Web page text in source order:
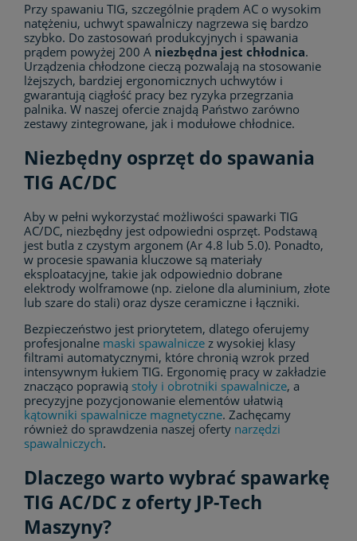
Przy spawaniu TIG, szczególnie prądem AC o wysokim
natężeniu, uchwyt spawalniczy nagrzewa się bardzo
szybko. Do zastosowań produkcyjnych i spawania
prądem powyżej 200 A niezbędna jest chłodnica.
Urządzenia chłodzone cieczą pozwalają na stosowanie
lżejszych, bardziej ergonomicznych uchwytów i
gwarantują ciągłość pracy bez ryzyka przegrzania
palnika. W naszej ofercie znajdą Państwo zarówno
zestawy zintegrowane, jak i modułowe chłodnice.
Niezbędny osprzęt do spawania
TIG AC/DC
Aby w pełni wykorzystać możliwości spawarki TIG
AC/DC, niezbędny jest odpowiedni osprzęt. Podstawą
jest butla z czystym argonem (Ar 4.8 lub 5.0). Ponadto,
w procesie spawania kluczowe są materiały
eksploatacyjne, takie jak odpowiednio dobrane
elektrody wolframowe (np. zielone dla aluminium, złote
lub szare do stali) oraz dysze ceramiczne i łączniki.
Bezpieczeństwo jest priorytetem, dlatego oferujemy
profesjonalne maski spawalnicze z wysokiej klasy
filtrami automatycznymi, które chronią wzrok przed
intensywnym łukiem TIG. Ergonomię pracy w zakładzie
znacząco poprawią stoły i obrotniki spawalnicze, a
precyzyjne pozycjonowanie elementów ułatwią
kątowniki spawalnicze magnetyczne. Zachęcamy
również do sprawdzenia naszej oferty narzędzi
spawalniczych.
Dlaczego warto wybrać spawarkę
TIG AC/DC z oferty JP-Tech
Maszyny?